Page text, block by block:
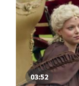
03:52